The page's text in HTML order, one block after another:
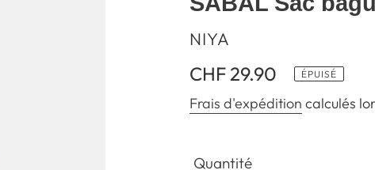
DISTRIBUTEUR
NIYA
Prix
normal
CHF 29.90 ÉPUISÉ
Frais d'expédition calculés
Quantité